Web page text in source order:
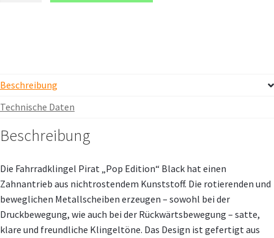
Beschreibung
Technische Daten
Beschreibung
Die Fahrradklingel Pirat „Pop Edition“ Black hat einen
Zahnantrieb aus nichtrostendem Kunststoff. Die rotierenden und
beweglichen Metallscheiben erzeugen – sowohl bei der
Druckbewegung, wie auch bei der Rückwärtsbewegung – satte,
klare und freundliche Klingeltöne. Das Design ist gefertigt aus